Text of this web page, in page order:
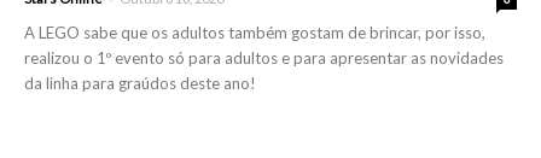
A LEGO sabe que os adultos também gostam de brincar, por isso,
realizou o 1º evento só para adultos e para apresentar as novidades
da linha para graúdos deste ano!